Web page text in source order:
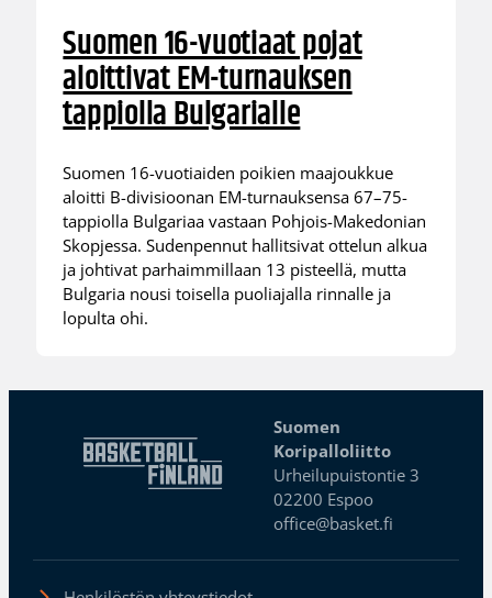
Suomen 16-vuotiaat pojat
aloittivat EM-turnauksen
tappiolla Bulgarialle
Suomen 16-vuotiaiden poikien maajoukkue
aloitti B-divisioonan EM-turnauksensa 67–75-
tappiolla Bulgariaa vastaan Pohjois-Makedonian
Skopjessa. Sudenpennut hallitsivat ottelun alkua
ja johtivat parhaimmillaan 13 pisteellä, mutta
Bulgaria nousi toisella puoliajalla rinnalle ja
lopulta ohi.
Suomen
Koripalloliitto
Urheilupuistontie 3
02200 Espoo
office@basket.fi